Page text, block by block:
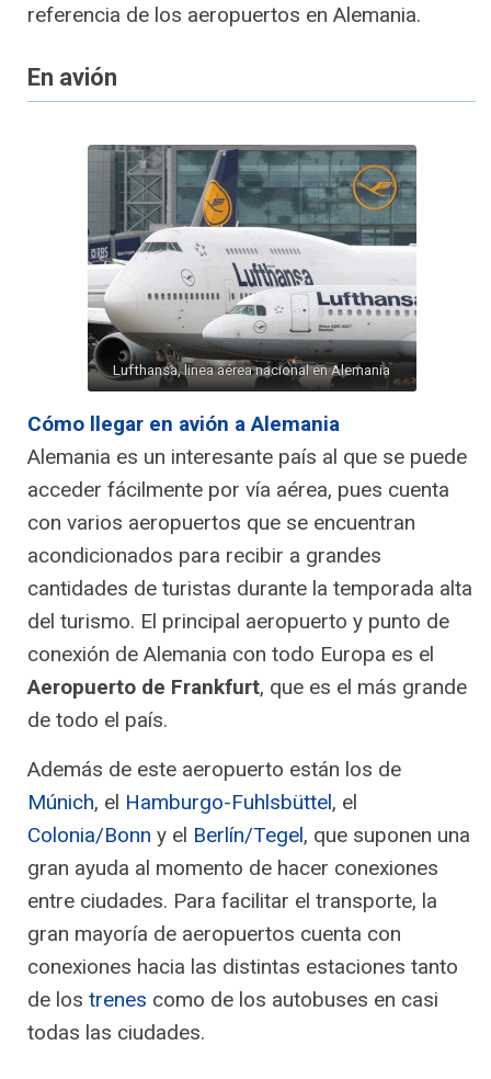
referencia de los aeropuertos en Alemania.
En avión
Lufthansa, linea aérea nacional en Alemania
Cómo llegar en avión a Alemania
Alemania es un interesante país al que se puede
acceder fácilmente por vía aérea, pues cuenta
con varios aeropuertos que se encuentran
acondicionados para recibir a grandes
cantidades de turistas durante la temporada alta
del turismo. El principal aeropuerto y punto de
conexión de Alemania con todo Europa es el
Aeropuerto de Frankfurt, que es el más grande
de todo el país.
Además de este aeropuerto están los de
Múnich, el Hamburgo-Fuhlsbüttel, el
Colonia/Bonn y el Berlín/Tegel, que suponen una
gran ayuda al momento de hacer conexiones
entre ciudades. Para facilitar el transporte, la
gran mayoría de aeropuertos cuenta con
conexiones hacia las distintas estaciones tanto
de los trenes como de los autobuses en casi
todas las ciudades.